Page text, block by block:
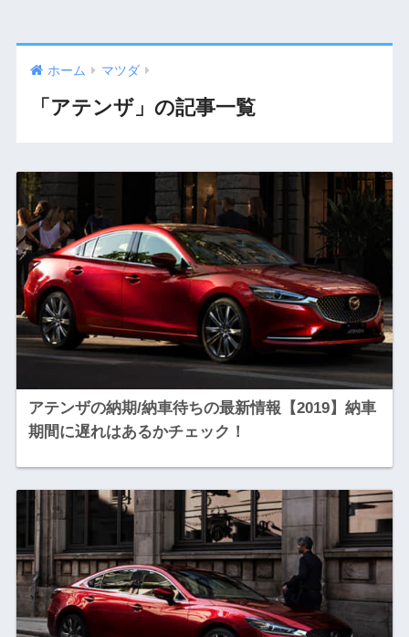
ホーム マツダ
「アテンザ」の記事一覧
アテンザの納期/納車待ちの最新情報【2019】納車
期間に遅れはあるかチェック！